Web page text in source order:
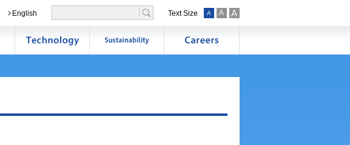
English Text Size A A A